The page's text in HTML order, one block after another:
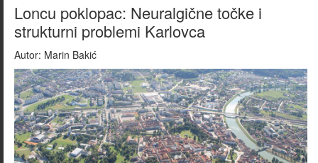
Loncu poklopac: Neuralgične točke i
strukturni problemi Karlovca
Autor: Marin Bakić